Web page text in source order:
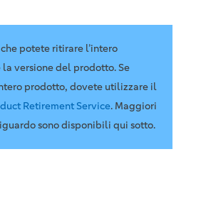
potete ritirare l’intero
versione del prodotto. Se
prodotto, dovete utilizzare il
Retirement Service. Maggiori
sono disponibili qui sotto.